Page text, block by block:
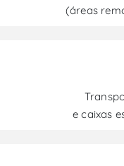
(áreas
e caixas